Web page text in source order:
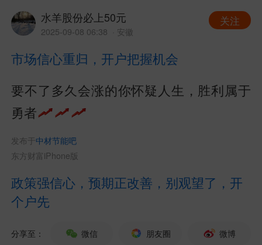
水羊股份必上50元
2025-09-08 06:38 · 安徽
关注
市场信心重归，开户把握机会
要不了多久会涨的你怀疑人生，胜利属于
勇者
发布于 中材节能吧
东方财富iPhone版
政策强信心，预期正改善，别观望了，开
个户先
分享至： 微信 朋友圈 微博